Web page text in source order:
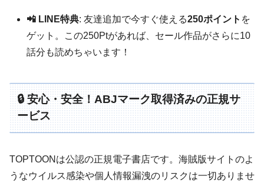
📲 LINE特典: 友達追加で今すぐ使える250ポイント を
ゲット。この250Ptがあれば、セール作品がさらに10
話分も読めちゃいます！
🔒 安心・安全！ABJマーク取得済みの正規サ
ービス
TOPTOONは公認の正規電子書店です。海賊版サイトのよ
うなウイルス感染や個人情報漏洩のリスクは一切ありませ